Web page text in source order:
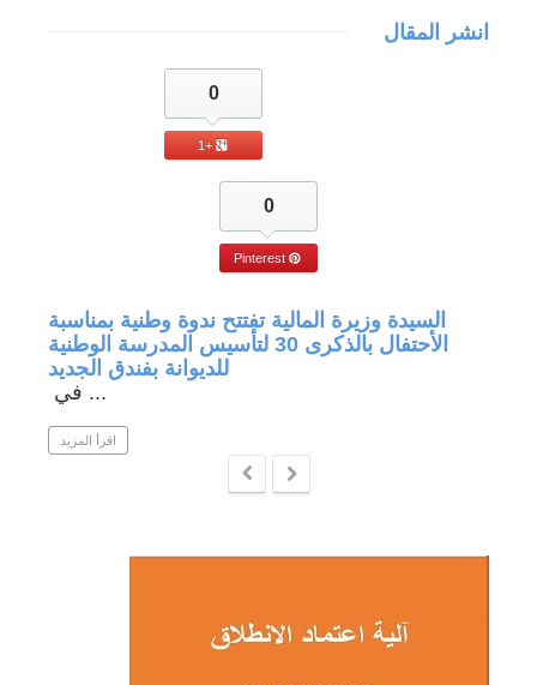
انشر المقال
0
+1
0
Pinterest
السيدة وزيرة المالية تفتتح ندوة وطنية بمناسبة
الأحتفال بالذكرى 30 لتأسيس المدرسة الوطنية
للديوانة بفندق الجديد
في ...
اقرأ المزيد